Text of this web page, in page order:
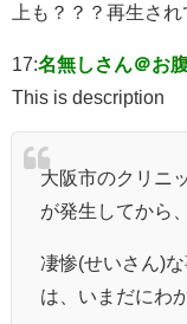
上も？？？再生さ
17:名無しさん＠お
This is description
大阪市のクリニ
が発生してから
凄惨(せいさん)
は、いまだにわ